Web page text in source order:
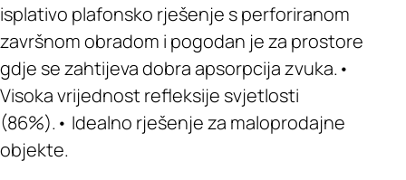
isplativo plafonsko rješenje s perforiranom
završnom obradom i pogodan je za prostore
gdje se zahtijeva dobra apsorpcija zvuka.•
Visoka vrijednost refleksije svjetlosti
(86%).• Idealno rješenje za maloprodajne
objekte.